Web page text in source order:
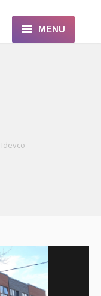
MENU
Idevco